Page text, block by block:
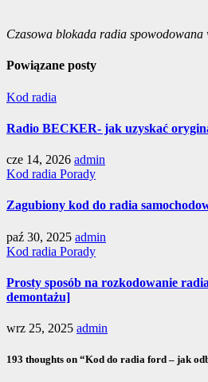
Czasowa blokada radia spowodowana
Nawigacja
Powiązane posty
Kod radia
Radio BECKER- jak uzyskać
cze 14, 2026 admin
Kod radia Porady
Zagubiony kod do radia
paź 30, 2025 admin
Kod radia Porady
Prosty sposób na rozkodowanie
demontażu]
wrz 25, 2025 admin
193 thoughts on “Kod do radia ford – jak